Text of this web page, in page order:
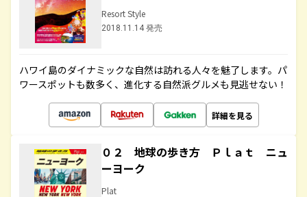
Resort Style
2018.11.14 発売
ハワイ島のダイナミックな自然は訪れる人々を魅了します。パ
ワースポットも数多く、進化する自然派グルメも見逃せない！
詳細を見る
０２ 地球の歩き方 Ｐｌａｔ ニュ
ーヨーク
Plat